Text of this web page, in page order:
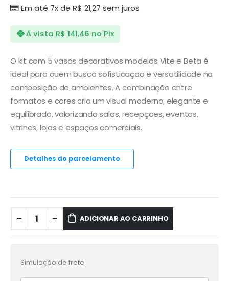
Em até 7x de R$ 21,27 sem juros
À vista R$ 141,46 no Pix
O kit com 5 vasos decorativos modelos Vite e Beta é
ideal para quem busca sofisticação e versatilidade na
composição de ambientes. A combinação entre
formatos e cores cria um visual moderno, elegante e
equilibrado, valorizando salas, recepções, eventos,
vitrines, lojas e espaços comerciais.
Detalhes do parcelamento
ADICIONAR AO CARRINHO
Alternative:
Simulação de frete